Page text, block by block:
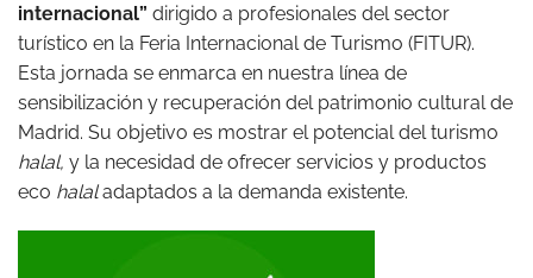
internacional” dirigido a profesionales del sector
turístico en la Feria Internacional de Turismo (FITUR).
Esta jornada se enmarca en nuestra línea de
sensibilización y recuperación del patrimonio cultural de
Madrid. Su objetivo es mostrar el potencial del turismo
halal, y la necesidad de ofrecer servicios y productos
eco halaladaptados a la demanda existente.